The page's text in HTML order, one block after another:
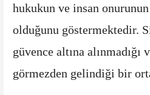
hukukun ve insan
olduğunu göstermektedir.
güvence altına
görmezden gelindiği bir